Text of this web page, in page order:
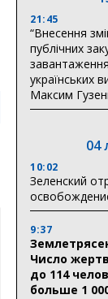
21:45
“Внесення
публічних
українських
Максим
04
10:02
Зеленский
9:37
Число
до 114
больше 1